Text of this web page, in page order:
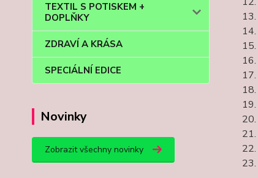
TEXTIL S POTISKEM +
DOPLŇKY
ZDRAVÍ A KRÁSA
SPECIÁLNÍ EDICE
Novinky
Zobrazit všechny novinky